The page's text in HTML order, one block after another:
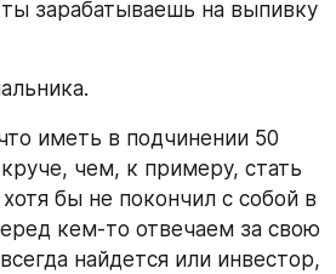
зарабатываешь на выпивку
иметь в подчинении 50
чем, к примеру, стать
бы не покончил с собой в
кем-то отвечаем за свою
найдется или инвестор,